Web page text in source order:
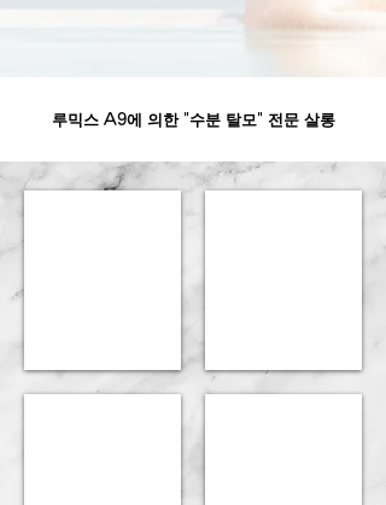
루믹스 A9에 의한 "수분 탈모" 전문 살롱